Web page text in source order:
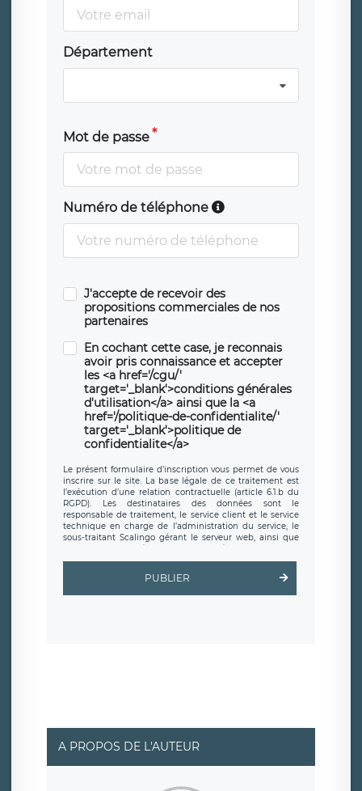
Département
Mot de passe
Numéro de téléphone
J'accepte de recevoir des
propositions commerciales de nos
partenaires
En cochant cette case, je reconnais
avoir pris connaissance et accepter
les <a href='/cgu/'
target='_blank'>conditions générales
d'utilisation</a> ainsi que la <a
href='/politique-de-confidentialite/'
target='_blank'>politique de
confidentialite</a>
Le présent formulaire d’inscription vous permet de vous
inscrire sur le site. La base légale de ce traitement est
l’exécution d’une relation contractuelle (article 6.1.b du
RGPD). Les destinataires des données sont le
responsable de traitement, le service client et le service
technique en charge de l’administration du service, le
sous-traitant Scalingo gérant le serveur web, ainsi que
toute personne légalement autorisée. Le formulaire
d’inscription est hébergé sur un serveur hébergé par
clauses de
protection conformes au RGPD
. Les données collectées
sont conservées jusqu’à ce que l’Internaute en sollicite la
rue Léopold Sédar Senghor, joignable à l’adresse mail :
responsabledetraitement@legavox.fr. Vous avez
également le droit d’introduire une réclamation auprès
d’une autorité de contrôle.
PUBLIER
A PROPOS DE L'AUTEUR